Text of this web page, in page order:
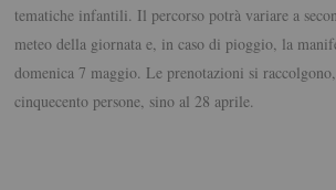
tematiche infantili. Il percorso potrà variare a
meteo della giornata e, in caso di pioggio, la
domenica 7 maggio. Le prenotazioni si
cinquecento persone, sino al 28 aprile.